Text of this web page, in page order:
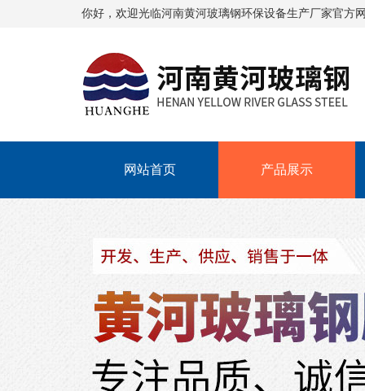
你好，欢迎光临河南黄河玻璃钢环保设备生产厂家官方
网站首页 产品展示